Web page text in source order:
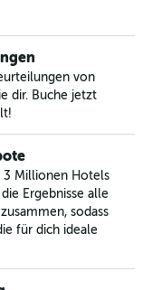
von
dir. Buche jetzt
3 Millionen Hotels
Ergebnisse alle
sodass
für dich ideale